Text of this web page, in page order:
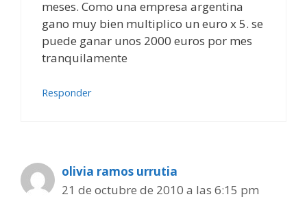
meses. Como una empresa argentina
gano muy bien multiplico un euro x 5. se
puede ganar unos 2000 euros por mes
tranquilamente
Responder
olivia ramos urrutia
21 de octubre de 2010 a las 6:15 pm